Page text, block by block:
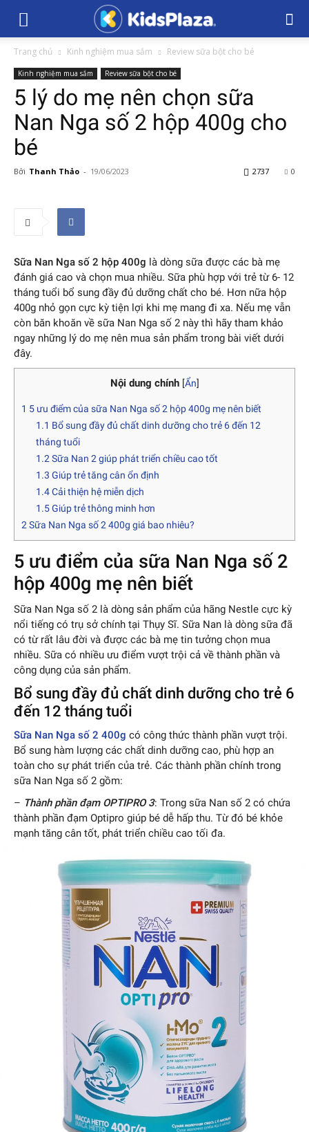
Trang chủ Kinh nghiệm mua sắm Review sữa bột cho bé
Kinh nghiệm mua sắm Review sữa bột cho bé
5 lý do mẹ nên chọn sữa
Nan Nga số 2 hộp 400g cho
bé
Bởi Thanh Thảo - 19/06/2023 0
2737
Sữa Nan Nga số 2 hộp 400g là dòng sữa được các bà mẹ
đánh giá cao và chọn mua nhiều. Sữa phù hợp với trẻ từ 6- 12
tháng tuổi bổ sung đầy đủ dưỡng chất cho bé. Hơn nữa hộp
400g nhỏ gọn cực kỳ tiện lợi khi mẹ mang đi xa. Nếu mẹ vẫn
còn băn khoăn về sữa Nan Nga số 2 này thì hãy tham khảo
ngay những lý do mẹ nên mua sản phẩm trong bài viết dưới
đây.
Nội dung chính [Ẩn]
1 5 ưu điểm của sữa Nan Nga số 2 hộp 400g mẹ nên biết
1.1 Bổ sung đầy đủ chất dinh dưỡng cho trẻ 6 đến 12
tháng tuổi
1.2Sữa Nan 2 giúp phát triển chiều cao tốt
1.3 Giúp trẻ tăng cân ổn định
1.4Cải thiện hệ miễn dịch
1.5Giúp trẻ thông minh hơn
2Sữa Nan Nga số 2 400g giá bao nhiêu?
5 ưu điểm của sữa Nan Nga số 2
hộp 400g mẹ nên biết
Sữa Nan Nga số 2 là dòng sản phẩm của hãng Nestle cực kỳ
nổi tiếng có trụ sở chính tại Thụy Sĩ. Sữa Nan là dòng sữa đã
có từ rất lâu đời và được các bà mẹ tin tưởng chọn mua
nhiều. Sữa có nhiều ưu điểm vượt trội cả về thành phần và
công dụng của sản phẩm.
Bổ sung đầy đủ chất dinh dưỡng cho trẻ 6
đến 12 tháng tuổi
Sữa Nan Nga số 2 400g có công thức thành phần vượt trội.
Bổ sung hàm lượng các chất dinh dưỡng cao, phù hợp an
toàn cho sự phát triển của trẻ. Các thành phần chính trong
sữa Nan Nga số 2 gồm:
– Thành phần đạm OPTIPRO 3: Trong sữa Nan số 2 có chứa
thành phần đạm Optipro giúp bé dễ hấp thu. Từ đó bé khỏe
mạnh tăng cân tốt, phát triển chiều cao tối đa.